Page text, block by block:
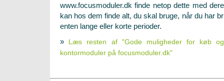
www.focusmoduler.dk finde netop dette med
kan hos dem finde alt, du skal bruge, når du har
enten lange eller korte perioder.
» Læs resten af "Gode muligheder for køb
kontormoduler på focusmoduler.dk"